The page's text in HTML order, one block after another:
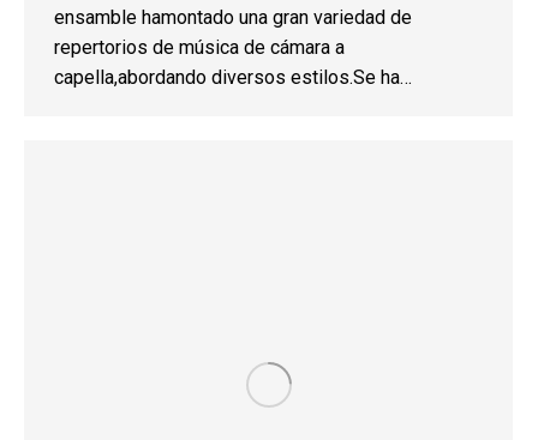
ensamble hamontado una gran variedad de
repertorios de música de cámara a
capella,abordando diversos estilos.Se ha…